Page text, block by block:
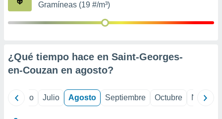
de
Gramíneas (19 #/m³)
¿Qué tiempo hace en Saint-Georges-
en-Couzan en agosto?
Junio Julio Agosto Septiembre Octubre